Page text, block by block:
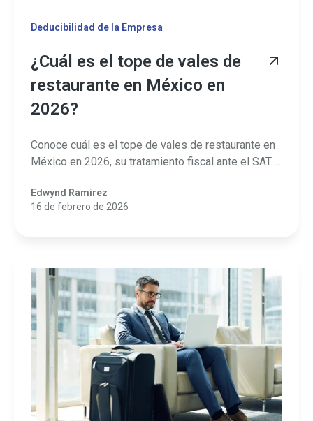
Deducibilidad de la Empresa
¿Cuál es el tope de vales de
restaurante en México en
2026?
Conoce cuál es el tope de vales de restaurante en
México en 2026, su tratamiento fiscal ante el SAT ...
Edwynd Ramirez
16 de febrero de 2026